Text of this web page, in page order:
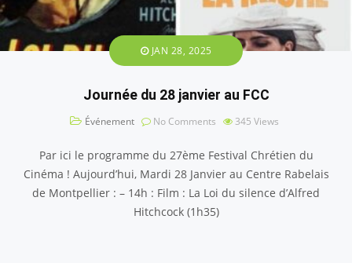
JAN 28, 2025
Journée du 28 janvier au FCC
Événement No Comments 345 Views
Par ici le programme du 27ème Festival Chrétien du
Cinéma ! Aujourd’hui, Mardi 28 Janvier au Centre Rabelais
de Montpellier : – 14h : Film : La Loi du silence d’Alfred
Hitchcock (1h35)